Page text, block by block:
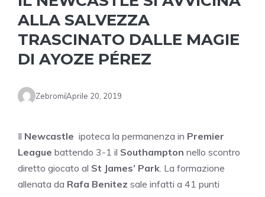
ALLA SALVEZZA
TRASCINATO DALLE MAGIE
DI AYOZE PÉREZ
ZebromiAprile 20, 2019
Il Newcastle ipoteca la permanenza in Premier
League battendo 3-1 il Southampton nello scontro
diretto giocato al St James’ Park. La formazione
allenata da Rafa Benitez sale infatti a 41 punti